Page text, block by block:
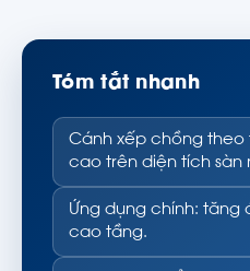
Tóm tắt nhanh
Cánh xếp chồng
cao trên diện tích sàn
Ứng dụng chính: tăng
cao tầng.